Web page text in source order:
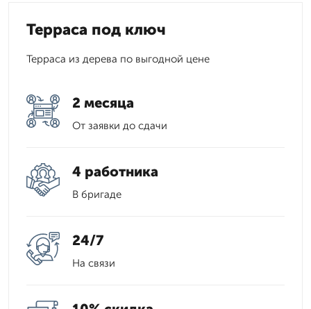
Терраса под ключ
Терраса из дерева по выгодной цене
2 месяца
От заявки до сдачи
4 работника
В бригаде
24/7
На связи